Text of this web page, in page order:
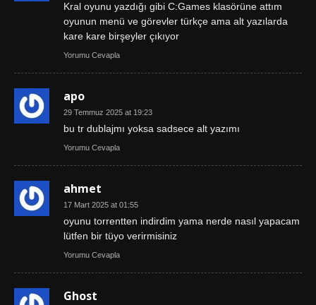
Kral oyunu yazdığı gibi C:Games klasörüne attım
oyunun menü ve görevler türkçe ama alt yazılarda
kare kare birşeyler çıkıyor
Yorumu Cevapla
apo
29 Temmuz 2025 at 19:23
bu tr dublajmı yoksa sadsece alt yazımı
Yorumu Cevapla
ahmet
17 Mart 2025 at 01:55
oyunu torrentten indirdim yama nerde nasıl yapacam
lütfen bir tüyo verirmisiniz
Yorumu Cevapla
Ghost